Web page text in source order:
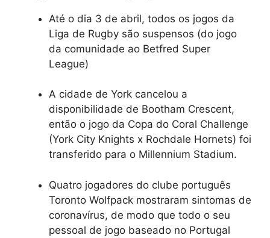
Até o dia 3 de abril, todos os jogos da
Liga de Rugby são suspensos (do jogo
da comunidade ao Betfred Super
League)
A cidade de York cancelou a
disponibilidade de Bootham Crescent,
então o jogo da Copa do Coral Challenge
(York City Knights x Rochdale Hornets) foi
transferido para o Millennium Stadium.
Quatro jogadores do clube português
Toronto Wolfpack mostraram sintomas de
coronavírus, de modo que todo o seu
pessoal de jogo baseado no Portugal